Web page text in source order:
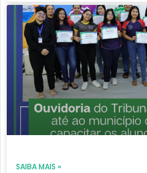
SAIBA MAIS »